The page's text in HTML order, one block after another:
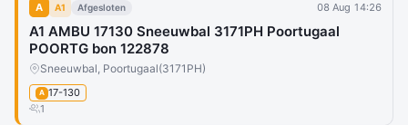
A A1 Afgesloten 08 Aug 14:26
A1 AMBU 17130 Sneeuwbal 3171PH Poortugaal
POORTG bon 122878
Sneeuwbal, Poortugaal(3171PH)
A 17-130
1